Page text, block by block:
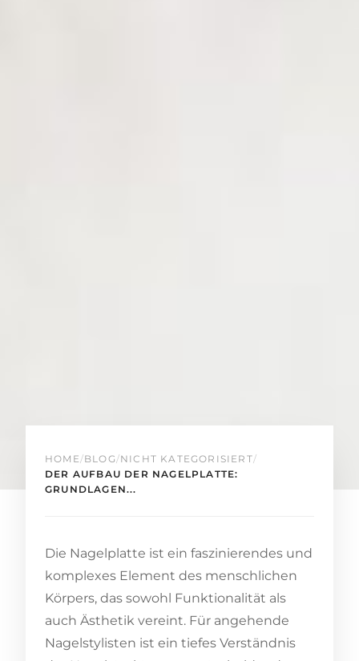
HOME/BLOG/NICHT KATEGORISIERT/
DER AUFBAU DER NAGELPLATTE:
GRUNDLAGEN...
Die Nagelplatte ist ein faszinierendes und
komplexes Element des menschlichen
Körpers, das sowohl Funktionalität als
auch Ästhetik vereint. Für angehende
Nagelstylisten ist ein tiefes Verständnis